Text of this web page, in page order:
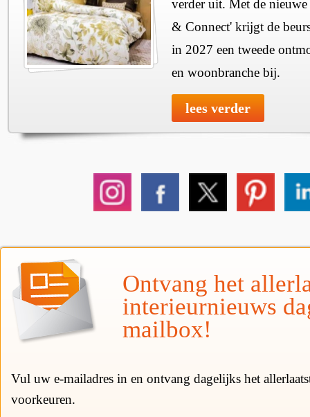
verder uit. Met de
& Connect' krijgt de
in 2027 een tweede
en woonbranche bij.
lees verder
Ontvang het
interieurnieuws
mailbox!
Vul uw e-mailadres in en ontvang dagelijks het
voorkeuren.